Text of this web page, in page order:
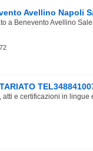
Avellino Napoli
a Benevento Avellino
e certificazioni in lingue